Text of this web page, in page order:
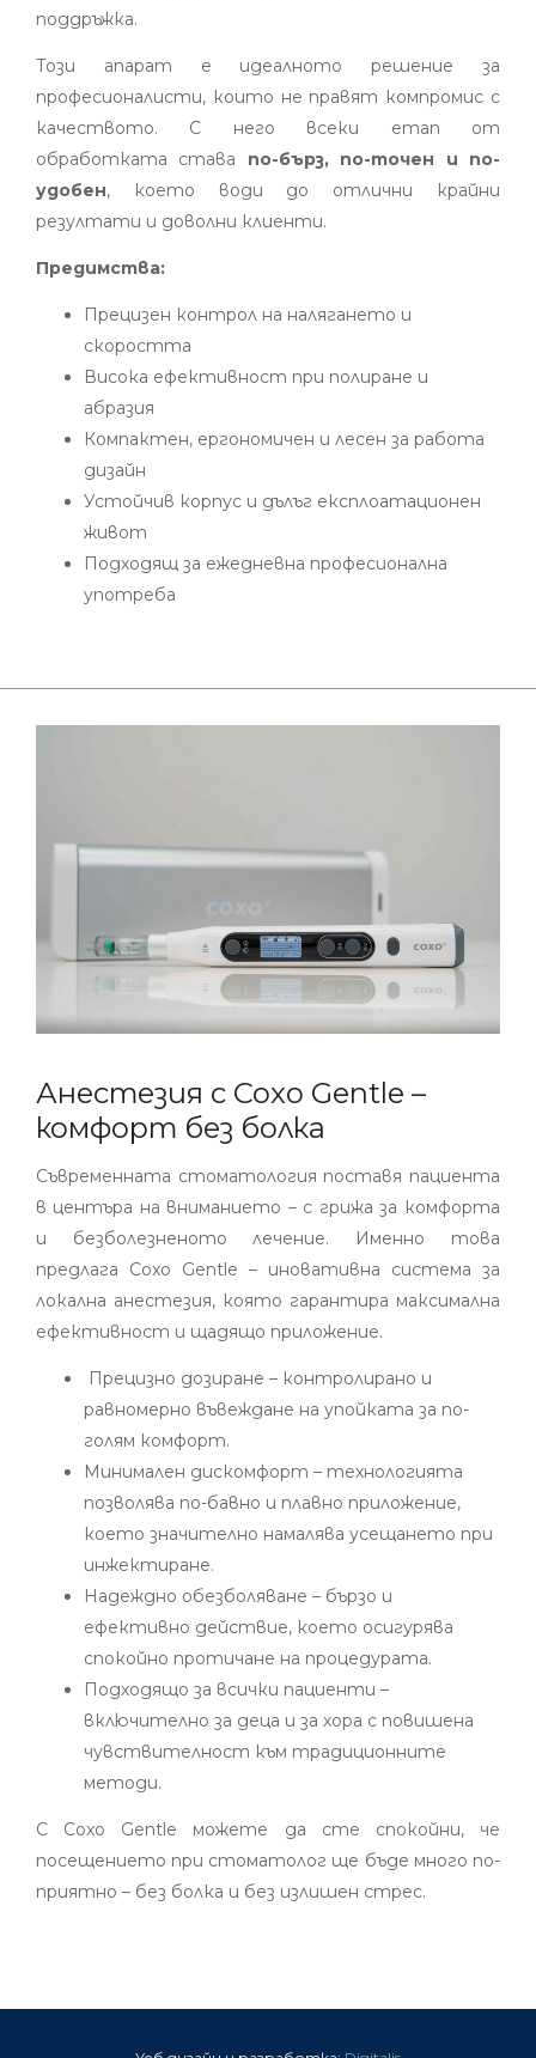
поддръжка.
Този апарат е идеалното решение за
професионалисти, които не правят компромис с
качеството. С него всеки етап от
обработката става по-бърз, по-точен и по-
удобен, което води до отлични крайни
резултати и доволни клиенти.
Предимства:
Прецизен контрол на налягането и
скоростта
Висока ефективност при полиране и
абразия
Компактен, ергономичен и лесен за работа
дизайн
Устойчив корпус и дълъг експлоатационен
живот
Подходящ за ежедневна професионална
употреба
Анестезия с Coxo Gentle –
комфорт без болка
Съвременната стоматология поставя пациента
в центъра на вниманието – с грижа за комфорта
и безболезненото лечение. Именно това
предлага Coxo Gentle – иновативна система за
локална анестезия, която гарантира максимална
ефективност и щадящо приложение.
Прецизно дозиране – контролирано и
равномерно въвеждане на упойката за по-
голям комфорт.
Минимален дискомфорт – технологията
позволява по-бавно и плавно приложение,
което значително намалява усещането при
инжектиране.
Надеждно обезболяване – бързо и
ефективно действие, което осигурява
спокойно протичане на процедурата.
Подходящо за всички пациенти –
включително за деца и за хора с повишена
чувствителност към традиционните
методи.
С Coxo Gentle можете да сте спокойни, че
посещението при стоматолог ще бъде много по-
приятно – без болка и без излишен стрес.